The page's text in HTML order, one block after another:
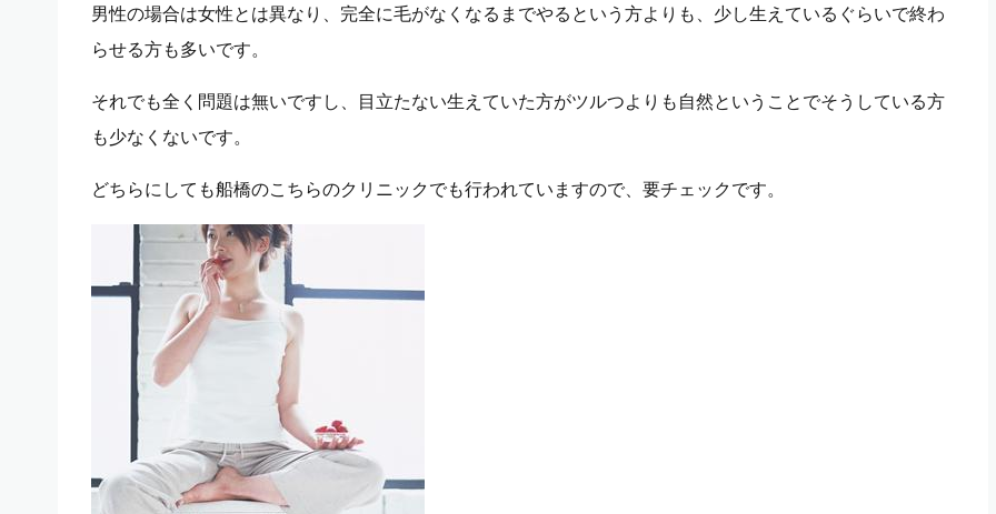
男性の場合は女性とは異なり、完全に毛がなくなるまでやるという方よりも、少し生えているぐらいで終わ
らせる方も多いです。
それでも全く問題は無いですし、目立たない生えていた方がツルつよりも自然ということでそうしている方
も少なくないです。
どちらにしても船橋のこちらのクリニックでも行われていますので、要チェックです。